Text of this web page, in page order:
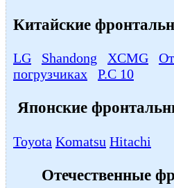
Китайские
LG Shandong XCMG
погрузчиках
P.C 10
Японские
Toyota Komatsu Hitachi
Отечественные